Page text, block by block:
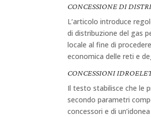
CONCESSIONE DI
L’articolo introduce
di distribuzione del gas
locale al fine di
economica delle reti e
CONCESSIONI
Il testo stabilisce che le
secondo parametri
concessori e di